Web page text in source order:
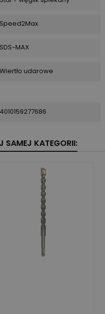
Speed2Max
SDS-MAX
Wiertło udarowe
4010159277686
SAMEJ KATEGORII: